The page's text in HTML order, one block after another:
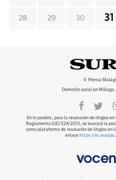
28 29 30 31
© Prensa
Domicilio social en
En lo posible, para la resolución de litigios
Reglamento (UE) 524/2013, se buscará la
como plataforma de resolución de litigios en
enlace https://